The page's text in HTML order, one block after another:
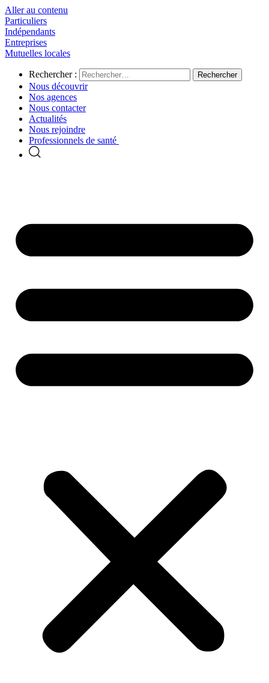
Aller au contenu
Particuliers
Indépendants
Entreprises
Mutuelles locales
Rechercher :
Nous découvrir
Nos agences
Nous contacter
Actualités
Nous rejoindre
Professionnels de santé